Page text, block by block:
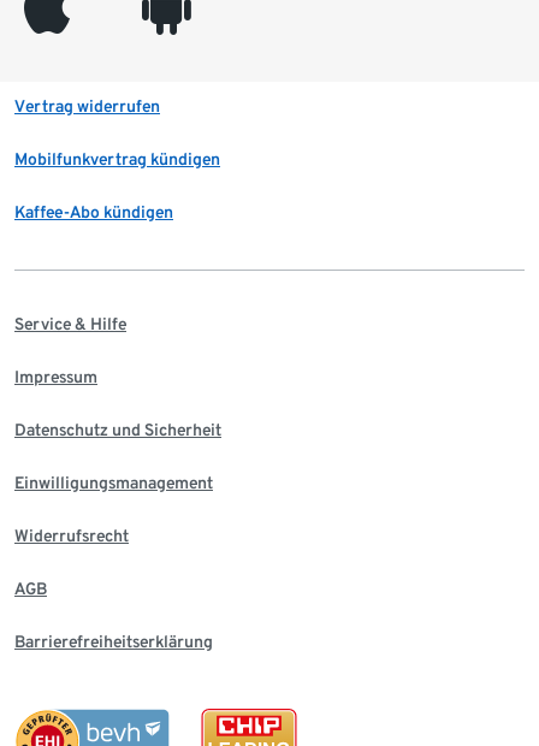
Vertrag widerrufen
Mobilfunkvertrag kündigen
Kaffee-Abo kündigen
Service & Hilfe
Impressum
Datenschutz und Sicherheit
Einwilligungsmanagement
Widerrufsrecht
AGB
Barrierefreiheitserklärung